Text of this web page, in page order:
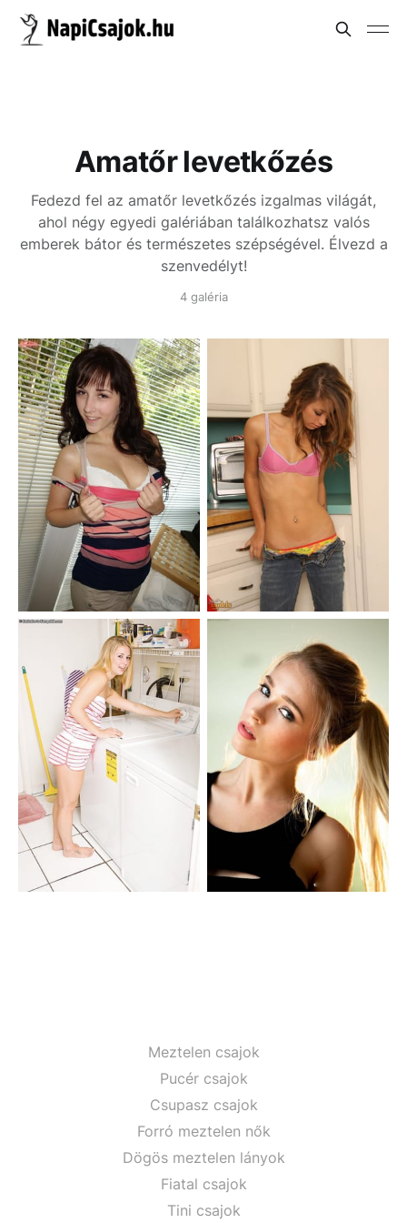
Amatőr levetkőzés
Fedezd fel az amatőr levetkőzés izgalmas világát,
ahol négy egyedi galériában találkozhatsz valós
emberek bátor és természetes szépségével. Élvezd a
szenvedélyt!
4 galéria
Meztelen csajok
Pucér csajok
Csupasz csajok
Forró meztelen nők
Dögös meztelen lányok
Fiatal csajok
Tini csajok